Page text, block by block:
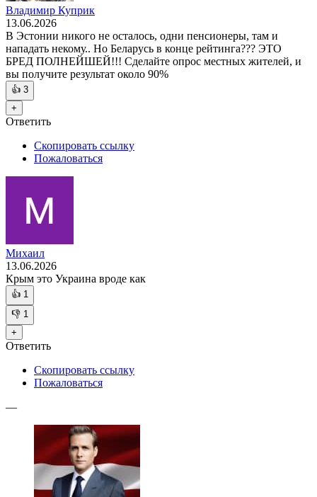
Владимир Куприк
13.06.2026
В Эстонии никого не осталось, одни пенсионеры, там и
нападать некому.. Но Беларусь в конце рейтинга??? ЭТО
БРЕД ПОЛНЕЙШЕЙ!!! Сделайте опрос местных жителей, и
вы получите результат около 90%
👍 3
+
Ответить
Скопировать ссылку
Пожаловаться
Михаил
13.06.2026
Крым это Украина вроде как
👍 1
👎 1
+
Ответить
Скопировать ссылку
Пожаловаться
—